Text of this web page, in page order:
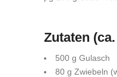
Zutaten
500 g Gulasch
80 g Zwiebeln